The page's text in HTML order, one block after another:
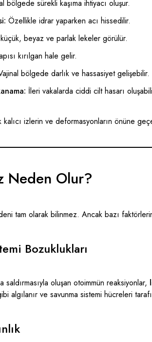
bölgede sürekli kaşıma ihtiyacı oluşur.
Özellikle idrar yaparken acı hissedilir.
beyaz ve parlak lekeler görülür.
kırılgan hale gelir.
bölgede darlık ve hassasiyet gelişebilir.
İleri vakalarda ciddi cilt hasarı
kalıcı izlerin ve deformasyonların önüne
Neden Olur?
tam olarak bilinmez. Ancak bazı
Bozuklukları
oluşan otoimmün reaksiyonlar,
algılanır ve savunma sistemi hücreleri